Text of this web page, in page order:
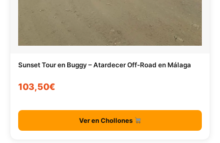
Sunset Tour en Buggy – Atardecer Off-Road en Málaga
103,50€
Ver en Chollones